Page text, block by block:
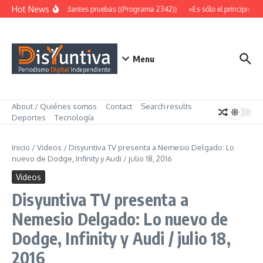
Saltar al contenido
Hot NewsAbundantes pruebas ((Programa 2342)) «Es sólo el principio»
Menu
About / Quiénes somos Contact
Search results
Deportes
Tecnología
Inicio /Videos / Disyuntiva TV presenta a Nemesio Delgado: Lo
nuevo de Dodge, Infinity y Audi / julio 18, 2016
Videos
Disyuntiva TV presenta a
Nemesio Delgado: Lo nuevo de
Dodge, Infinity y Audi / julio 18,
2016